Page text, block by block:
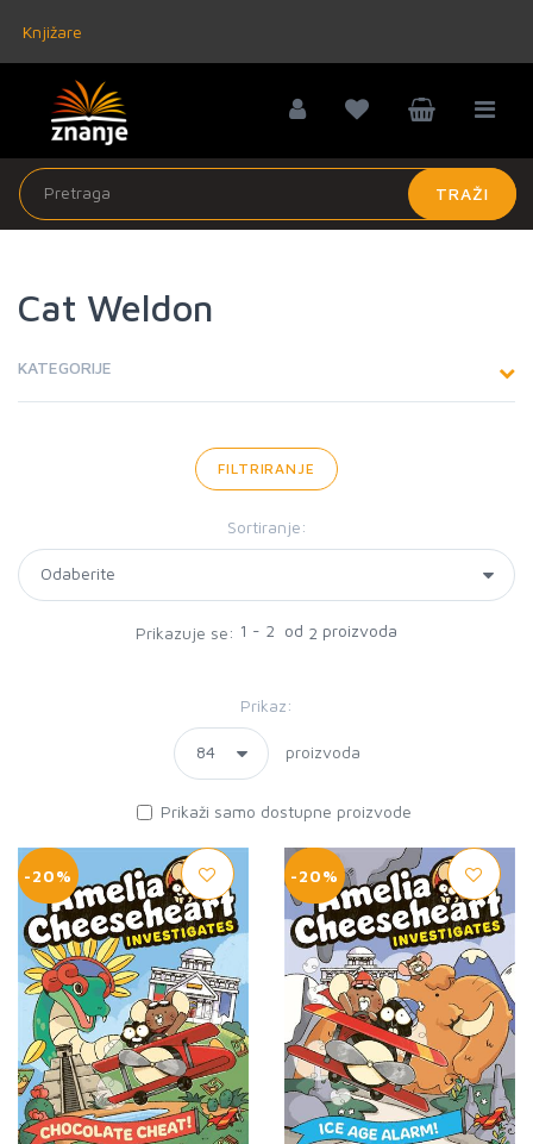
Knjižare
TRAŽI
Cat Weldon
KATEGORIJE
FILTRIRANJE
Sortiranje:
Prikazuje se: 1 - 2 od 2 proizvoda
Prikaz:
proizvoda
Prikaži samo dostupne proizvode
-20% -20%